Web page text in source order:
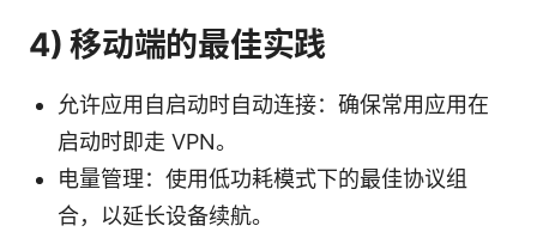
4) 移动端的最佳实践
允许应用自启动时自动连接：确保常用应用在
启动时即走 VPN。
电量管理：使用低功耗模式下的最佳协议组
合，以延长设备续航。